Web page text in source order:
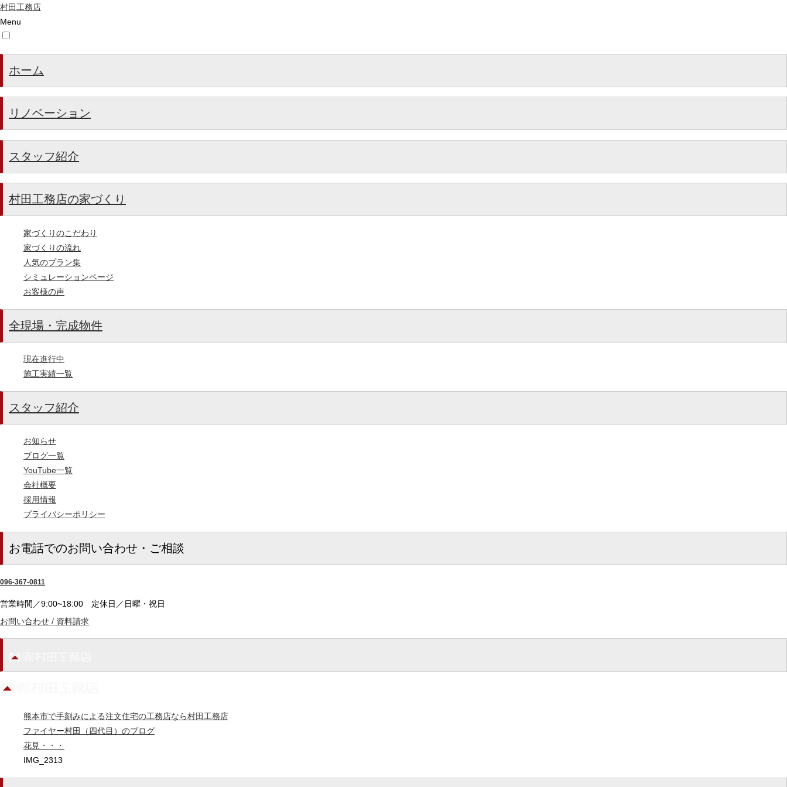
村田工務店
Menu
ホーム
リノベーション
スタッフ紹介
村田工務店の家づくり
家づくりのこだわり
家づくりの流れ
人気のプラン集
シミュレーションページ
お客様の声
全現場・完成物件
現在進行中
施工実績一覧
スタッフ紹介
お知らせ
ブログ一覧
YouTube一覧
会社概要
採用情報
プライバシーポリシー
お電話でのお問い合わせ・ご相談
096-367-0811
営業時間／9:00~18:00 定休日／日曜・祝日
お問い合わせ / 資料請求
熊本市で手刻みによる注文住宅の工務店なら村田工務店
ファイヤー村田（四代目）のブログ
花見・・・
IMG_2313